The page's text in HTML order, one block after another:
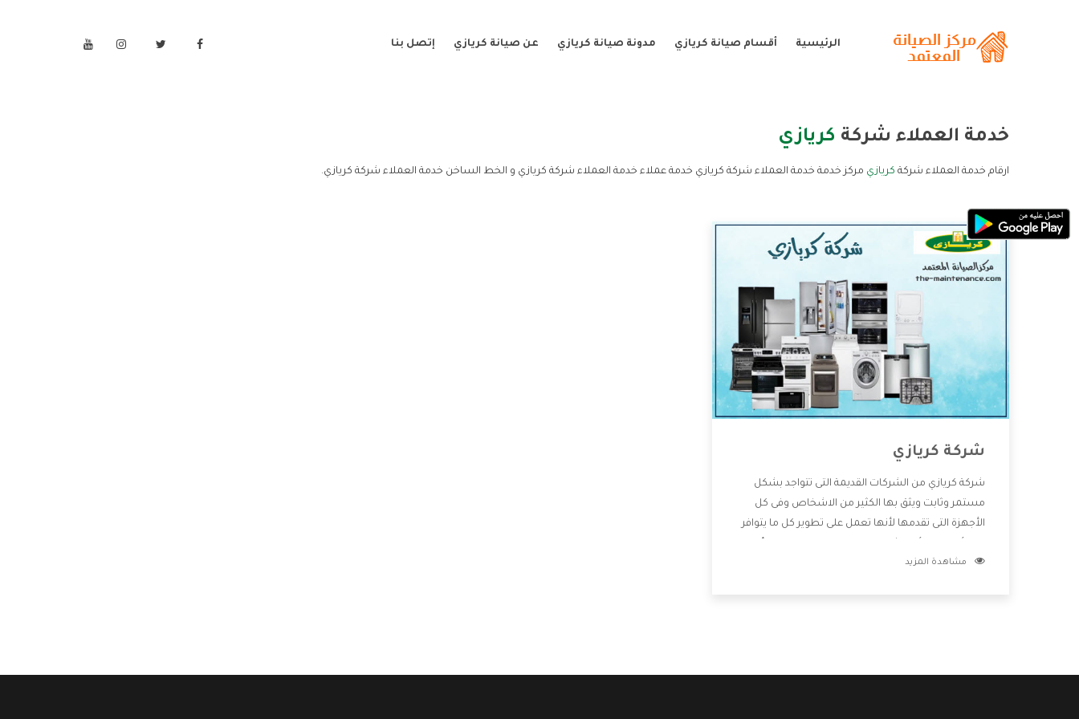
الرئيسية أقسام صيانة كريازي مدونة صيانة كريازي عن صيانة كريازي إتصل بنا
خدمة العملاء شركة كريازي
ارقام خدمة العملاء شركة كريازي مركز خدمة خدمة العملاء شركة كريازي خدمة عملاء خدمة العملاء شركة كريازي و الخط الساخن خدمة العملاء شركة كريازي.
شركة كريازي
شركة كريازي من الشركات القديمة التى تتواجد بشكل
مستمر وثابت ويثق بها الكثير من الاشخاص وفى كل
الأجهزة التى تقدمها لأنها تعمل على تطوير كل ما يتوافر
خدمات ما بعد البيع مع المنتجات وتقدم للعملاء أقوى
مشاهدة المزيد